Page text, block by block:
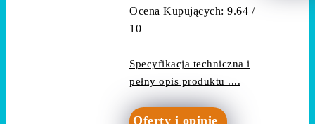
Ocena Kupujących: 9.64 /
10
Specyfikacja techniczna i
pełny opis produktu ....
Oferty i opinie